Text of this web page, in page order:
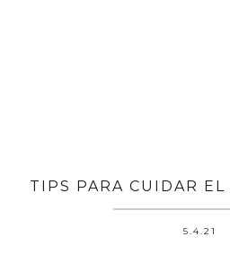
TIPS PARA CUIDAR
5.4.21